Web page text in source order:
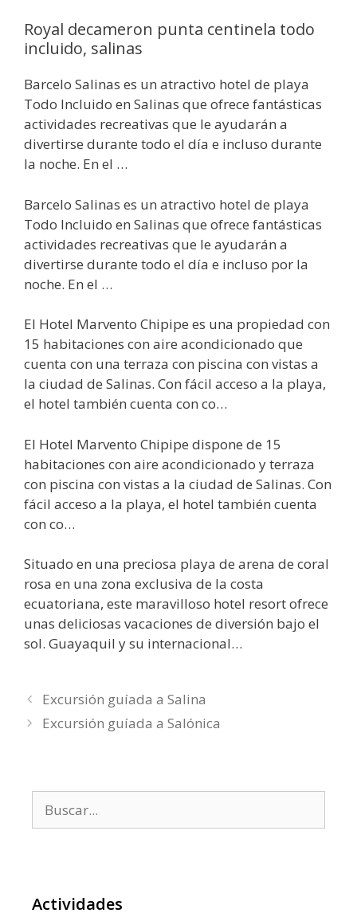
Royal decameron punta centinela todo
incluido, salinas
Barcelo Salinas es un atractivo hotel de playa
Todo Incluido en Salinas que ofrece fantásticas
actividades recreativas que le ayudarán a
divertirse durante todo el día e incluso durante
la noche. En el …
Barcelo Salinas es un atractivo hotel de playa
Todo Incluido en Salinas que ofrece fantásticas
actividades recreativas que le ayudarán a
divertirse durante todo el día e incluso por la
noche. En el …
El Hotel Marvento Chipipe es una propiedad con
15 habitaciones con aire acondicionado que
cuenta con una terraza con piscina con vistas a
la ciudad de Salinas. Con fácil acceso a la playa,
el hotel también cuenta con co…
El Hotel Marvento Chipipe dispone de 15
habitaciones con aire acondicionado y terraza
con piscina con vistas a la ciudad de Salinas. Con
fácil acceso a la playa, el hotel también cuenta
con co…
Situado en una preciosa playa de arena de coral
rosa en una zona exclusiva de la costa
ecuatoriana, este maravilloso hotel resort ofrece
unas deliciosas vacaciones de diversión bajo el
sol. Guayaquil y su internacional…
Excursión guíada a Salina
Excursión guíada a Salónica
Actividades